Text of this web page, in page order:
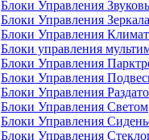
Блоки Управления
Блоки Управления
Блоки Управления
Блоки управления
Блоки Управления
Блоки Управления
Блоки Управления
Блоки Управления Светом
Блоки Управления
Блоки Управления